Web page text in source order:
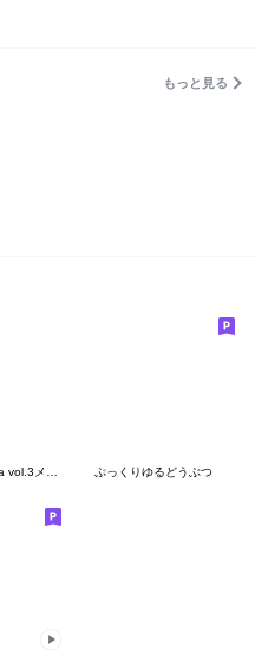
もっと見る
otome to okaka vol.3メッセージ入り ぷっくりゆるどうぶつ